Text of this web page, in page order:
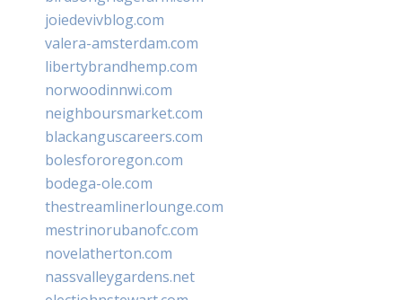
joiedevivblog.com
valera-amsterdam.com
libertybrandhemp.com
norwoodinnwi.com
neighboursmarket.com
blackanguscareers.com
bolesfororegon.com
bodega-ole.com
thestreamlinerlounge.com
mestrinorubanofc.com
novelatherton.com
nassvalleygardens.net